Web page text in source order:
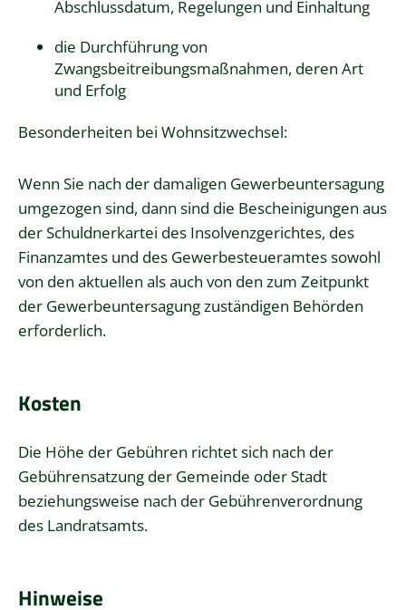
Abschlussdatum, Regelungen und Einhaltung
die Durchführung von
Zwangsbeitreibungsmaßnahmen, deren Art
und Erfolg
Besonderheiten bei Wohnsitzwechsel:
Wenn Sie nach der damaligen Gewerbeuntersagung
umgezogen sind, dann sind die Bescheinigungen aus
der Schuldnerkartei des Insolvenzgerichtes, des
Finanzamtes und des Gewerbesteueramtes sowohl
von den aktuellen als auch von den zum Zeitpunkt
der Gewerbeuntersagung zuständigen Behörden
erforderlich.
Kosten
Die Höhe der Gebühren richtet sich nach der
Gebührensatzung der Gemeinde oder Stadt
beziehungsweise nach der Gebührenverordnung
des Landratsamts.
Hinweise